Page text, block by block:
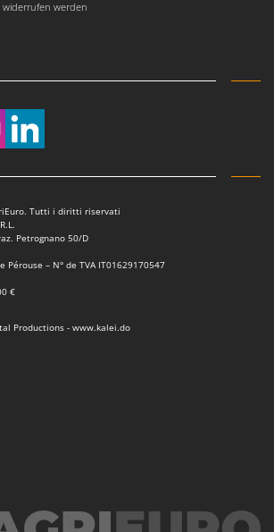
werden
Tutti i diritti riservati
Petrognano 50/D
Pérouse – N° de TVA IT01629170547
€
Productions - www.kalei.do